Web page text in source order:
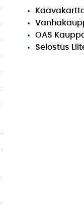
OAS
Selostus